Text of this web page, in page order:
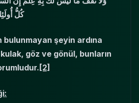
كُلُّ
bulunmayan şeyin ardına
göz ve gönül, bunların
[2]